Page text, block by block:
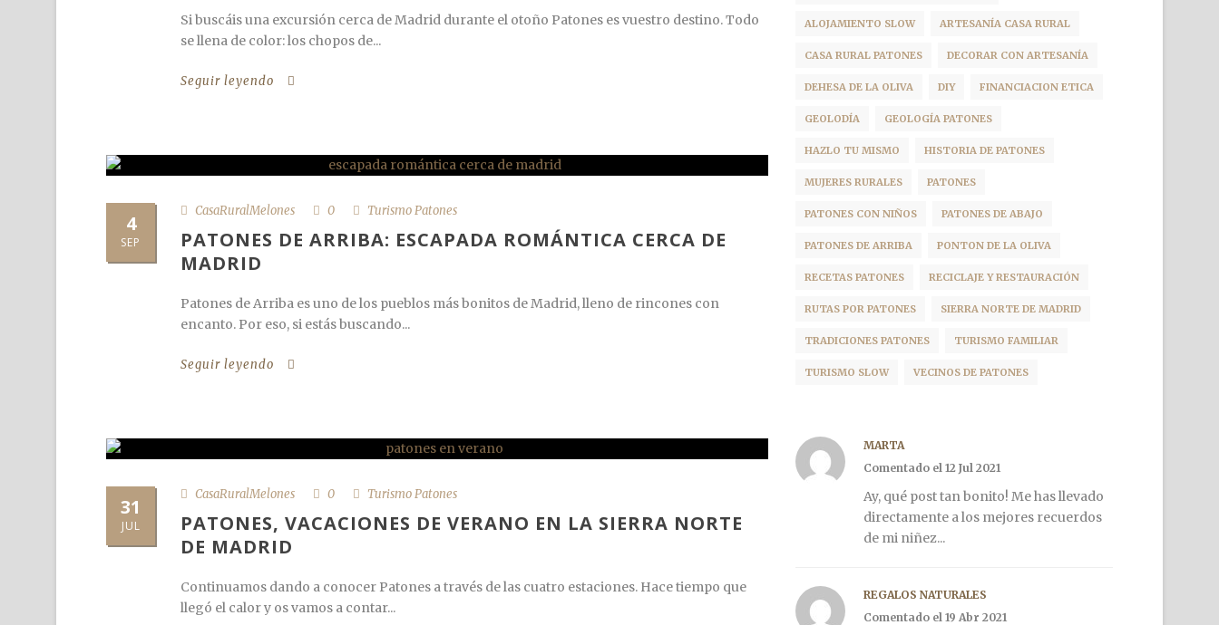
Si buscáis una excursión cerca de Madrid durante el otoño Patones es vuestro destino. Todo
se llena de color: los chopos de...
Seguir leyendo
4
SEP
CasaRuralMelones 0 Turismo Patones
PATONES DE ARRIBA: ESCAPADA ROMÁNTICA CERCA DE
MADRID
Patones de Arriba es uno de los pueblos más bonitos de Madrid, lleno de rincones con
encanto. Por eso, si estás buscando...
Seguir leyendo
31
JUL
CasaRuralMelones 0 Turismo Patones
PATONES, VACACIONES DE VERANO EN LA SIERRA NORTE
DE MADRID
Continuamos dando a conocer Patones a través de las cuatro estaciones. Hace tiempo que
llegó el calor y os vamos a contar...
ALOJAMIENTO SLOW ARTESANÍA CASA RURAL
CASA RURAL PATONES DECORAR CON ARTESANÍA
DEHESA DE LA OLIVA DIY FINANCIACION ETICA
GEOLODÍA GEOLOGÍA PATONES
HAZLO TU MISMO HISTORIA DE PATONES
MUJERES RURALES PATONES
PATONES CON NIÑOS PATONES DE ABAJO
PATONES DE ARRIBA PONTON DE LA OLIVA
RECETAS PATONES RECICLAJE Y RESTAURACIÓN
RUTAS POR PATONES SIERRA NORTE DE MADRID
TRADICIONES PATONES TURISMO FAMILIAR
TURISMO SLOW VECINOS DE PATONES
MARTA
Comentado el 12 Jul 2021
Ay, qué post tan bonito! Me has llevado
directamente a los mejores recuerdos
de mi niñez...
REGALOS NATURALES
Comentado el 19 Abr 2021